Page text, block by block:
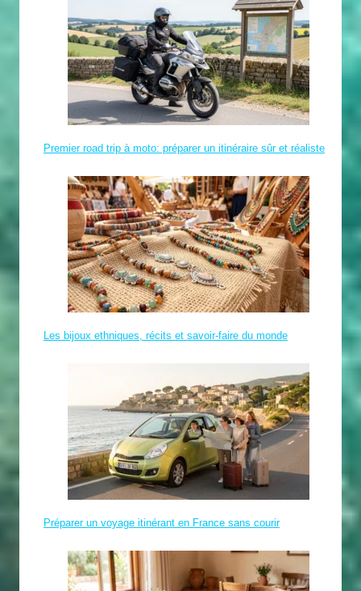
Premier road trip à moto: préparer un itinéraire sûr et réaliste
Les bijoux ethniques, récits et savoir-faire du monde
Préparer un voyage itinérant en France sans courir